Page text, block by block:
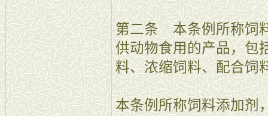
第二条 本条例所称饲
供动物食用的产品，包
料、浓缩饲料、配合饲
本条例所称饲料添加剂